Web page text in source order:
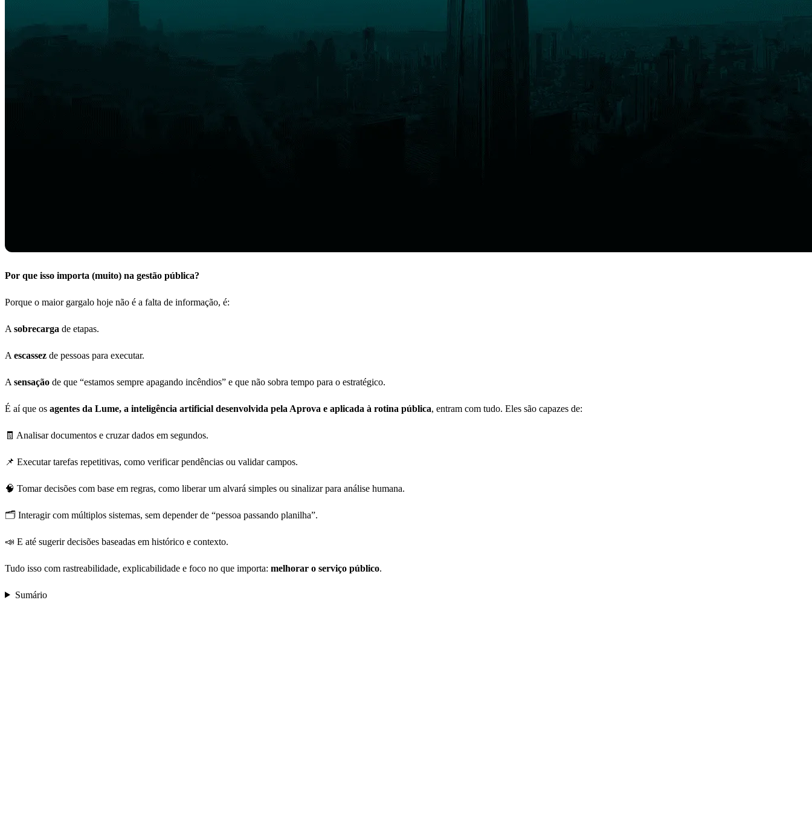
Por que isso importa (muito) na gestão pública?
Porque o maior gargalo hoje não é a falta de informação, é:
A sobrecarga de etapas.
A escassez de pessoas para executar.
A sensação de que “estamos sempre apagando incêndios” e que não sobra tempo para o estratégico.
É aí que os agentes da Lume, a inteligência artificial desenvolvida pela Aprova e aplicada à rotina pública, entram com tudo. Eles são capazes de:
🧾 Analisar documentos e cruzar dados em segundos.
📌 Executar tarefas repetitivas, como verificar pendências ou validar campos.
🧠 Tomar decisões com base em regras, como liberar um alvará simples ou sinalizar para análise humana.
🗂️ Interagir com múltiplos sistemas, sem depender de “pessoa passando planilha”.
📣 E até sugerir decisões baseadas em histórico e contexto.
Tudo isso com rastreabilidade, explicabilidade e foco no que importa: melhorar o serviço público.
Sumário